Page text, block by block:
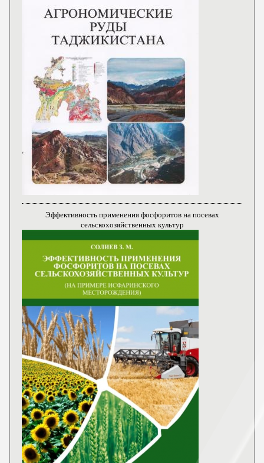
Эффективность применения фосфоритов на посевах
сельскохозяйственных культур